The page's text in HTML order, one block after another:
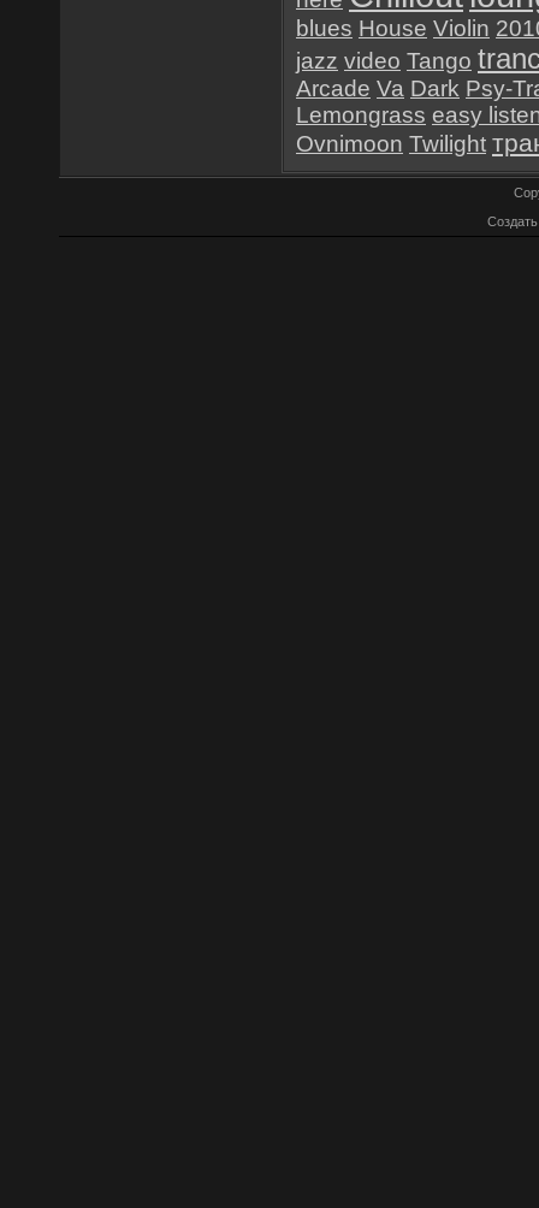
blues House Violin
jazz video Tango
Arcade Va Dark Psy-
Lemongrass easy
Ovnimoon Twilight